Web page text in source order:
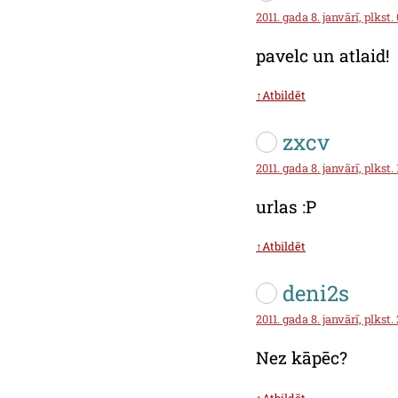
2011. gada 8. janvārī, plkst.
pavelc un atlaid!
↑Atbildēt
zxcv
2011. gada 8. janvārī, plkst.
urlas :P
↑Atbildēt
deni2s
2011. gada 8. janvārī, plkst.
Nez kāpēc?